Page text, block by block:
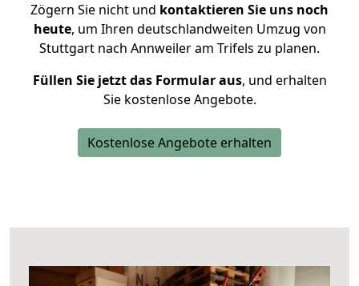
Zögern Sie nicht und kontaktieren Sie uns noch
heute, um Ihren deutschlandweiten Umzug von
Stuttgart nach Annweiler am Trifels zu planen.
Füllen Sie jetzt das Formular aus, und erhalten
Sie kostenlose Angebote.
Kostenlose Angebote erhalten